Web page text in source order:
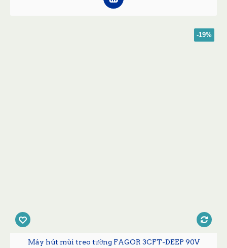
-19%
Máy hút mùi treo tường FAGOR 3CFT-DEEP 90V